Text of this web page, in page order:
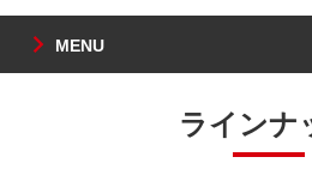
MENU
ラインナ